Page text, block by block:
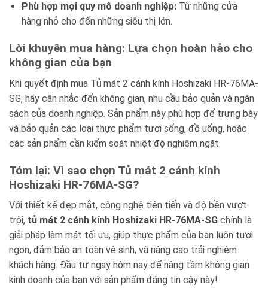
Phù hợp mọi quy mô doanh nghiệp:Từ những cửa
hàng nhỏ cho đến những siêu thị lớn.
Lời khuyên mua hàng: Lựa chọn hoàn hảo cho
không gian của bạn
Khi quyết định mua Tủ mát 2 cánh kính Hoshizaki HR-76MA-
SG, hãy cân nhắc đến không gian, nhu cầu bảo quản và ngân
sách của doanh nghiệp. Sản phẩm này phù hợp để trưng bày
và bảo quản các loại thực phẩm tươi sống, đồ uống, hoặc
các sản phẩm cần kiểm soát nhiệt độ nghiêm ngặt.
Tóm lại: Vì sao chọn Tủ mát 2 cánh kính
Hoshizaki HR-76MA-SG?
Với thiết kế đẹp mắt, công nghệ tiên tiến và độ bền vượt
trội, tủ mát 2 cánh kính Hoshizaki HR-76MA-SG chính là
giải pháp làm mát tối ưu, giúp thực phẩm của bạn luôn tươi
ngon, đảm bảo an toàn vệ sinh, và nâng cao trải nghiệm
khách hàng. Đầu tư ngay hôm nay để nâng tầm không gian
kinh doanh của bạn với sản phẩm đáng tin cậy này!